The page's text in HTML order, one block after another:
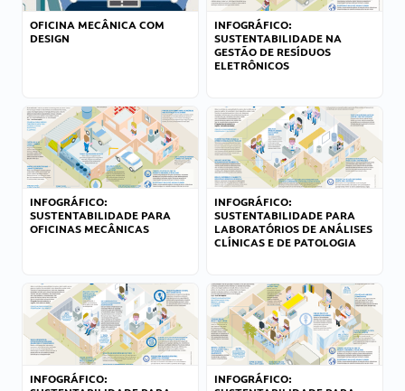
OFICINA MECÂNICA COM
DESIGN
INFOGRÁFICO:
SUSTENTABILIDADE NA
GESTÃO DE RESÍDUOS
ELETRÔNICOS
INFOGRÁFICO:
SUSTENTABILIDADE PARA
OFICINAS MECÂNICAS
INFOGRÁFICO:
SUSTENTABILIDADE PARA
LABORATÓRIOS DE ANÁLISES
CLÍNICAS E DE PATOLOGIA
INFOGRÁFICO:
INFOGRÁFICO: